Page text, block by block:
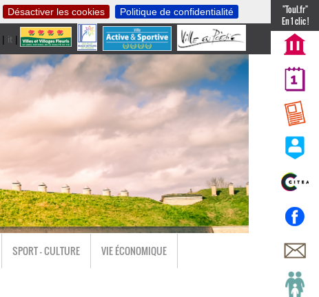
Désactiver les cookies Politique de confidentialité
| it |nl
"Toul.fr"
En 1 clic !
SPORT - CULTURE VIE ÉCONOMIQUE